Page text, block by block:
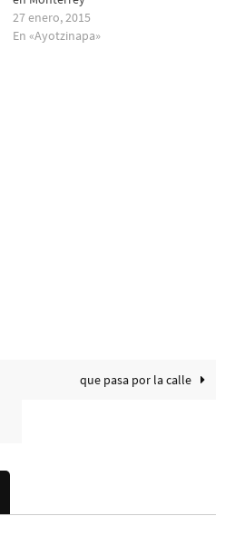
27 enero, 2015
En «Ayotzinapa»
que pasa por la calle